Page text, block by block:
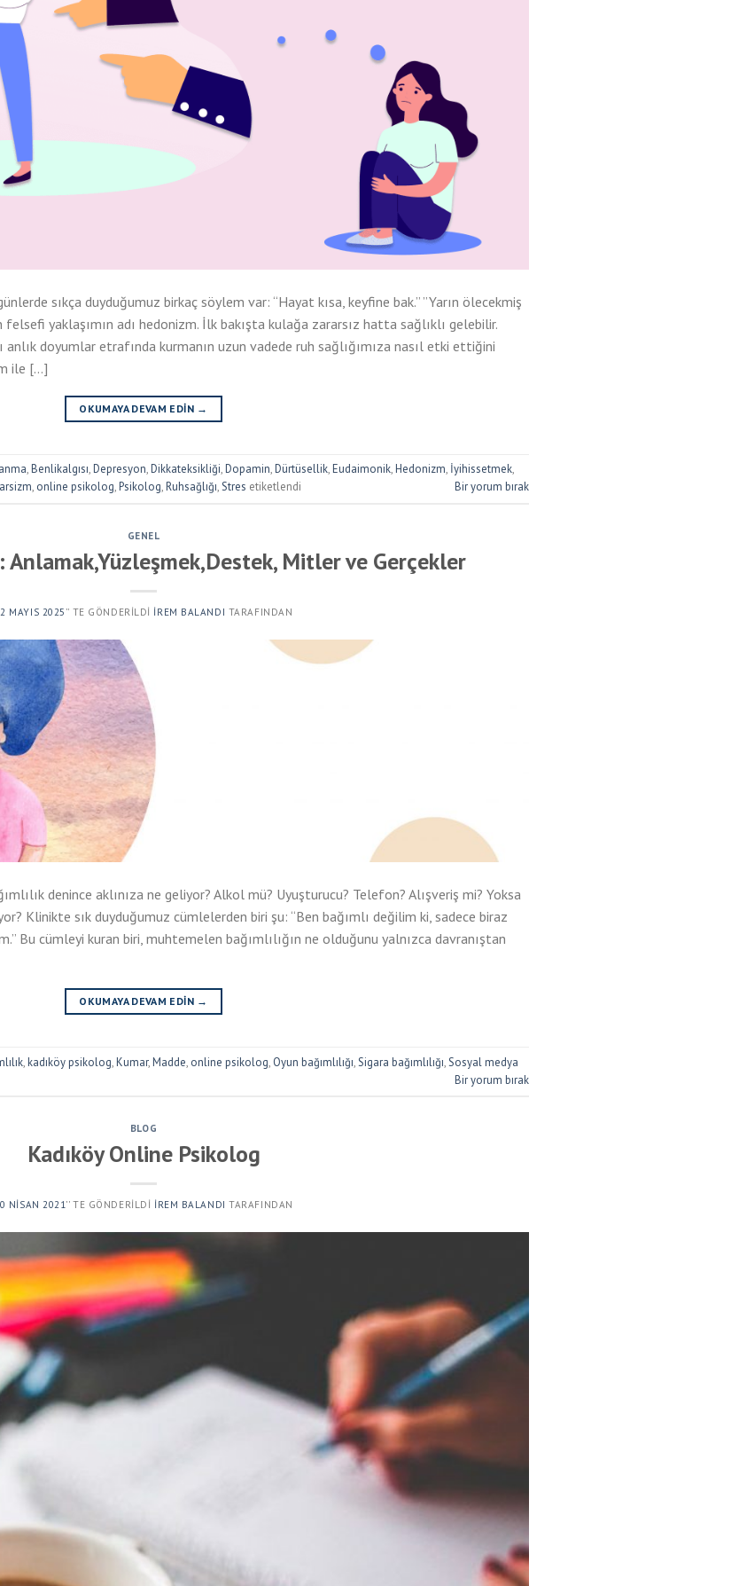
sıkça duyduğumuz birkaç söylem var: “Hayat kısa, keyfine bak.” ”Yarın ölecekmiş
yaklaşımın adı hedonizm. İlk bakışta kulağa zararsız hatta sağlıklı gelebilir.
doyumlar etrafında kurmanın uzun vadede ruh sağlığımıza nasıl etki ettiğini
ile […]
OKUMAYA DEVAM EDIN →
,Benlikalgısı,Depresyon,Dikkateksikliği,Dopamin,Dürtüsellik,Eudaimonik,Hedonizm, İyihissetmek,
, online psikolog,Psikolog,Ruhsağlığı,Stres etiketlendi Bir yorum bırak
GENEL
Anlamak,Yüzleşmek,Destek, Mitler ve Gerçekler
MAYIS 2025 ’' TE GÖNDERILDI İREM BALANDI TARAFINDAN
denince aklınıza ne geliyor? Alkol mü? Uyuşturucu? Telefon? Alışveriş mi? Yoksa
Klinikte sık duyduğumuz cümlelerden biri şu: “Ben bağımlı değilim ki, sadece biraz
Bu cümleyi kuran biri, muhtemelen bağımlılığın ne olduğunu yalnızca davranıştan
OKUMAYA DEVAM EDIN →
,kadıköy psikolog,Kumar,Madde, online psikolog, Oyun bağımlılığı,Sigara bağımlılığı,Sosyal medya
Bir yorum bırak
BLOG
Kadıköy Online Psikolog
NISAN 2021 ’' TE GÖNDERILDI İREM BALANDI TARAFINDAN